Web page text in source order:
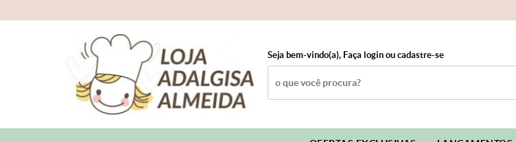
Seja bem-vindo(a), Faça login ou cadastre-se